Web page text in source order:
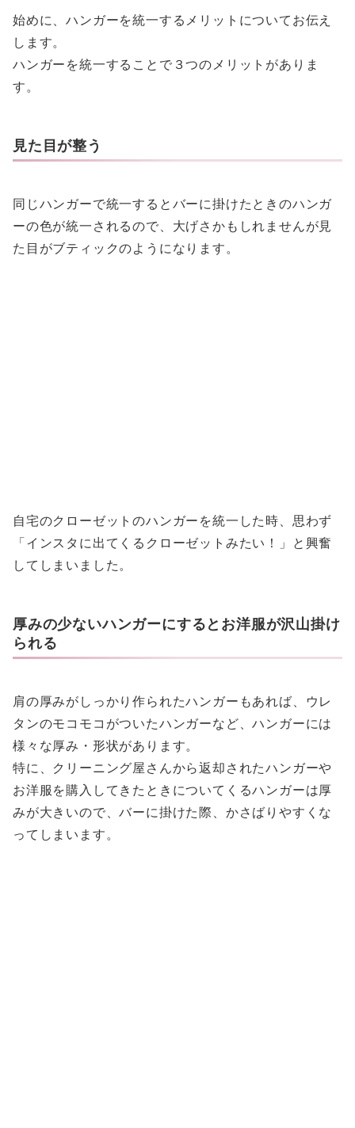
始めに、ハンガーを統一するメリットについてお伝え
します。
ハンガーを統一することで３つのメリットがありま
す。
見た目が整う
同じハンガーで統一するとバーに掛けたときのハンガ
ーの色が統一されるので、大げさかもしれませんが見
た目がブティックのようになります。
自宅のクローゼットのハンガーを統一した時、思わず
「インスタに出てくるクローゼットみたい！」と興奮
してしまいました。
厚みの少ないハンガーにするとお洋服が沢山掛け
られる
肩の厚みがしっかり作られたハンガーもあれば、ウレ
タンのモコモコがついたハンガーなど、ハンガーには
様々な厚み・形状があります。
特に、クリーニング屋さんから返却されたハンガーや
お洋服を購入してきたときについてくるハンガーは厚
みが大きいので、バーに掛けた際、かさばりやすくな
ってしまいます。